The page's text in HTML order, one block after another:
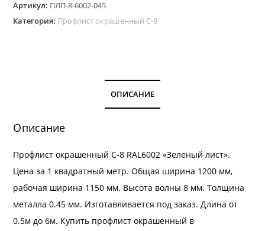
окрашенный
С-8.
мм
Артикул: ПЛП-8-6002-045
Категория: Профлист окрашенный С-8
ОПИСАНИЕ
Описание
Профлист окрашенный С-8 RAL6002 «Зеленый лист».
Цена за 1 квадратный метр. Общая ширина 1200 мм,
рабочая ширина 1150 мм. Высота волны 8 мм. Толщина
металла 0.45 мм. Изготавливается под заказ. Длина от
0.5м до 6м. Купить профлист окрашенный в